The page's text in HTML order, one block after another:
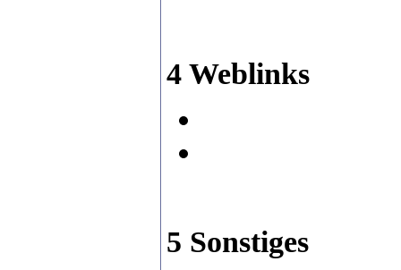
4 Weblinks
5 Sonstiges